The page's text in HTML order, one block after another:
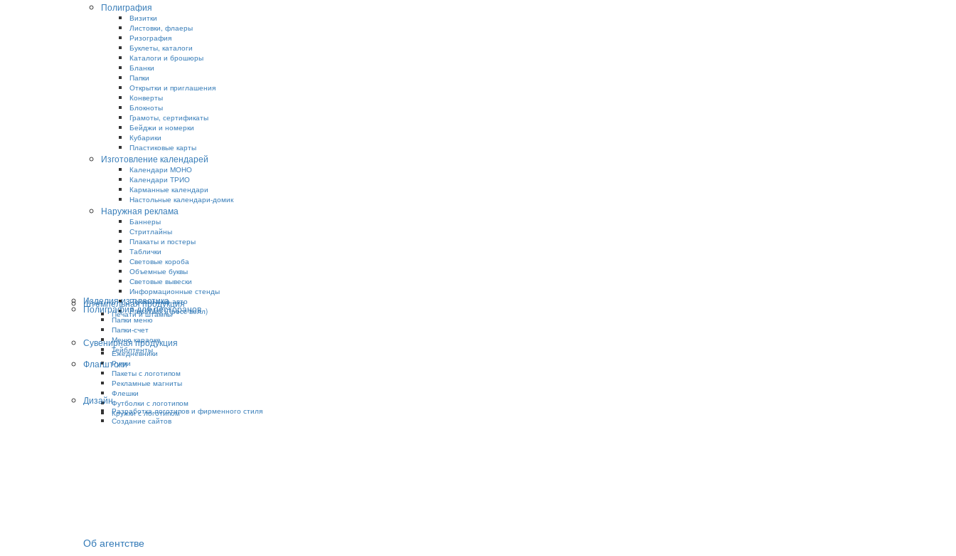
Полиграфия
Визитки
Листовки, флаеры
Ризография
Буклеты, каталоги
Каталоги и брошюры
Бланки
Папки
Открытки и приглашения
Конверты
Блокноты
Грамоты, сертификаты
Бейджи и номерки
Кубарики
Пластиковые карты
Изготовление календарей
Календари МОНО
Календари ТРИО
Карманные календари
Настольные календари-домик
Наружная реклама
Баннеры
Стритлайны
Плакаты и постеры
Таблички
Световые короба
Объемные буквы
Световые вывески
Информационные стенды
Реклама на авто
PressWall (Пресс волл)
Штемпельная продукция
Печати и штампы
Полиграфия для ресторанов
Папки меню
Папки-счет
Меню караоке
Тейблтенты
Сувенирная продукция
Ежедневники
Ручки
Пакеты с логотипом
Рекламные магниты
Флешки
Футболки с логотипом
Кружки с логотипом
Изделия из пластика
Дизайн
Разработка логотипов и фирменного стиля
Создание сайтов
Флагштоки
Об агентстве